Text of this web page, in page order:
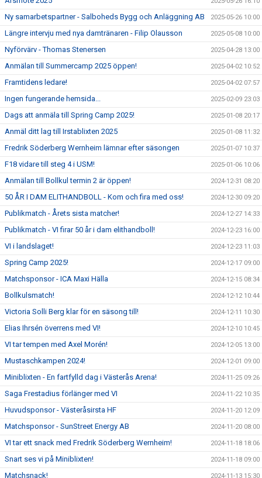
Ny samarbetspartner - Salboheds Bygg och Anläggning AB 2025-05-26 10:00
Längre intervju med nya damtränaren - Filip Olausson 2025-05-08 10:00
Nyförvärv - Thomas Stenersen 2025-04-28 13:00
Anmälan till Summercamp 2025 öppen! 2025-04-02 10:52
Framtidens ledare! 2025-04-02 07:57
Ingen fungerande hemsida... 2025-02-09 23:03
Dags att anmäla till Spring Camp 2025! 2025-01-08 20:17
Anmäl ditt lag till Irstablixten 2025 2025-01-08 11:32
Fredrik Söderberg Wernheim lämnar efter säsongen 2025-01-07 10:37
F18 vidare till steg 4 i USM! 2025-01-06 10:06
Anmälan till Bollkul termin 2 är öppen! 2024-12-31 08:20
50 ÅR I DAM ELITHANDBOLL - Kom och fira med oss! 2024-12-30 09:20
Publikmatch - Årets sista matcher! 2024-12-27 14:33
Publikmatch - VI firar 50 år i dam elithandboll! 2024-12-23 16:00
VI i landslaget! 2024-12-23 11:03
Spring Camp 2025! 2024-12-17 09:00
Matchsponsor - ICA Maxi Hälla 2024-12-15 08:34
Bollkulsmatch! 2024-12-12 10:44
Victoria Solli Berg klar för en säsong till! 2024-12-11 10:30
Elias Ihrsén överrens med VI! 2024-12-10 10:45
VI tar tempen med Axel Morén! 2024-12-05 13:00
Mustaschkampen 2024! 2024-12-01 09:00
Miniblixten - En fartfylld dag i Västerås Arena! 2024-11-25 09:26
Saga Frestadius förlänger med VI 2024-11-22 10:35
Huvudsponsor - Västeråsirsta HF 2024-11-20 12:09
Matchsponsor - SunStreet Energy AB 2024-11-20 08:00
VI tar ett snack med Fredrik Söderberg Wernheim! 2024-11-18 18:06
Snart ses vi på Miniblixten! 2024-11-18 09:00
Matchsnack! 2024-11-13 15:30